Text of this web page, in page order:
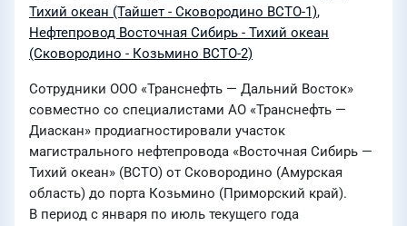
Тихий океан (Тайшет - Сковородино ВСТО-1),
Нефтепровод Восточная Сибирь - Тихий океан
(Сковородино - Козьмино ВСТО-2)
Сотрудники ООО «Транснефть — Дальний Восток»
совместно со специалистами АО «Транснефть —
Диаскан» продиагностировали участок
магистрального нефтепровода «Восточная Сибирь —
Тихий океан» (ВСТО) от Сковородино (Амурская
область) до порта Козьмино (Приморский край).
В период с января по июль текущего года